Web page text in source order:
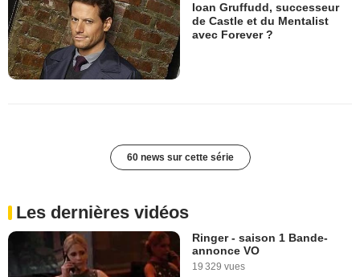
Ioan Gruffudd, successeur
de Castle et du Mentalist
avec Forever ?
60 news sur cette série
Les dernières vidéos
Ringer - saison 1 Bande-
annonce VO
19 329 vues